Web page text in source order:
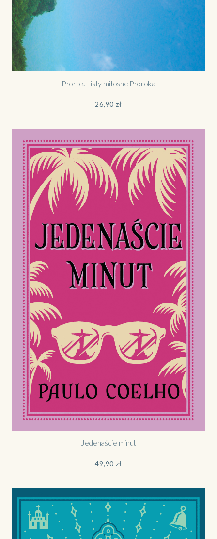
Prorok. Listy miłosne Proroka
26,90zł
Jedenaście minut
49,90zł